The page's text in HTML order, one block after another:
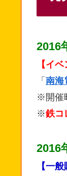
2016
【イ
「 南海
※開催
※鉄コ
2016
【一般